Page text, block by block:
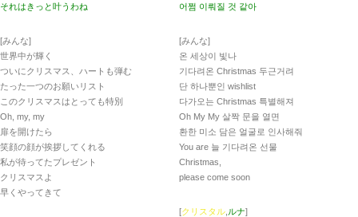
それはきっと叶うわね
[みんな]
世界中が輝く
ついにクリスマス、ハートも弾む
たった一つのお願いリスト
このクリスマスはとっても特別
Oh, my, my
扉を開けたら
笑顔の顔が挨拶してくれる
私が待ってたプレゼント
クリスマスよ
早くやってきて
어쩜 이뤄질 것 같아
[みんな]
온 세상이 빛나
기다려온 Christmas 두근거려
단 하나뿐인 wishlist
다가오는 Christmas 특별해져
Oh My My 살짝 문을 열면
환한 미소 담은 얼굴로 인사해줘
You are 늘 기다려온 선물
Christmas,
please come soon
[クリスタル ルナ]